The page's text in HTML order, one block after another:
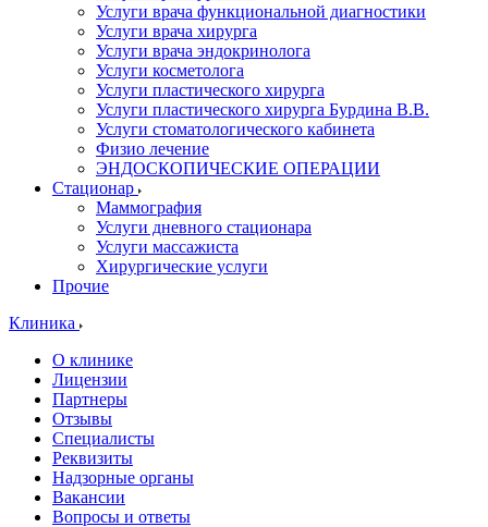
Услуги врача функциональной диагностики
Услуги врача хирурга
Услуги врача эндокринолога
Услуги косметолога
Услуги пластического хирурга
Услуги пластического хирурга Бурдина В.В.
Услуги стоматологического кабинета
Физио лечение
ЭНДОСКОПИЧЕСКИЕ ОПЕРАЦИИ
Стационар
Маммография
Услуги дневного стационара
Услуги массажиста
Хирургические услуги
Прочие
Клиника
О клинике
Лицензии
Партнеры
Отзывы
Специалисты
Реквизиты
Надзорные органы
Вакансии
Вопросы и ответы